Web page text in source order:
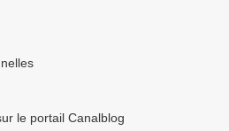
le portail Canalblog